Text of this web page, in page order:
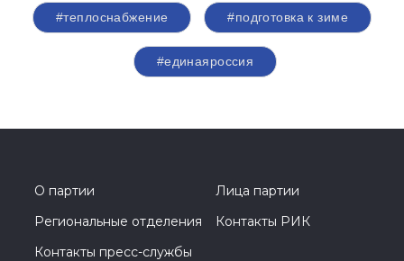
#теплоснабжение #подготовка к зиме
#единаяроссия
О партии
Лица партии
Региональные отделения
Контакты РИК
Контакты пресс-службы